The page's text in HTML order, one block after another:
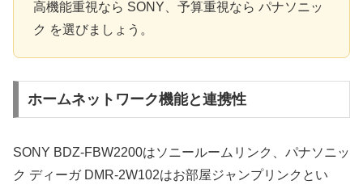
高機能重視なら SONY、予算重視なら パナソニッ
ク を選びましょう。
ホームネットワーク機能と連携性
SONY BDZ-FBW2200はソニールームリンク、パナソニッ
ク ディーガ DMR-2W102はお部屋ジャンプリンクとい